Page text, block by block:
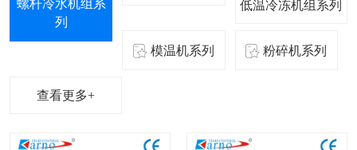
螺杆冷水机组系
列
低温冷冻机组系列
模温机系列 粉碎机系列
查看更多+